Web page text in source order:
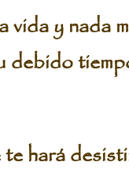
vida y nada
debido
hará